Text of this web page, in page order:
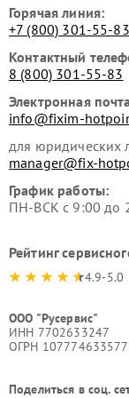
Горячая линия:
+7 (800) 301-55-83
Контактный
8 (800) 301-55-83
Электронная
info@fixim-
для юридических
manager@fix-
График работы:
ПН-ВСК с 9:00 до
Рейтинг
4.9-5.0
ООО "Русервис"
ИНН 7702633247
ОГРН
Поделиться в соц.